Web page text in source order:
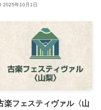
2025年10月1日
楽フェスティヴァル〈山